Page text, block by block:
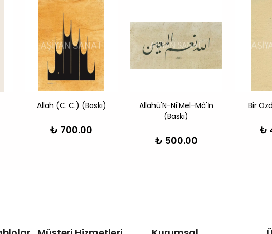
Allah (C. C.) (Baskı)
₺ 700.00
Allahü'N-Ni'Mel-Mâ'İn
(Baskı)
₺ 500.00
Bir
₺